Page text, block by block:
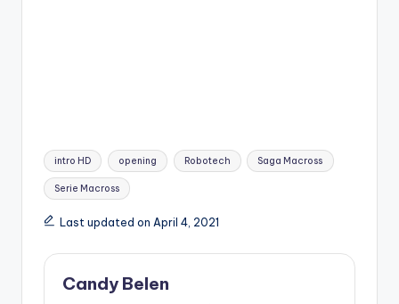
Tags:
intro HD opening Robotech Saga Macross
Serie Macross
Last updated on April 4, 2021
Candy Belen